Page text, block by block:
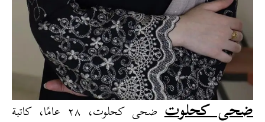
ضحى كحلوت
ضحى كحلوت، ٢٨ عامًا، كاتبة